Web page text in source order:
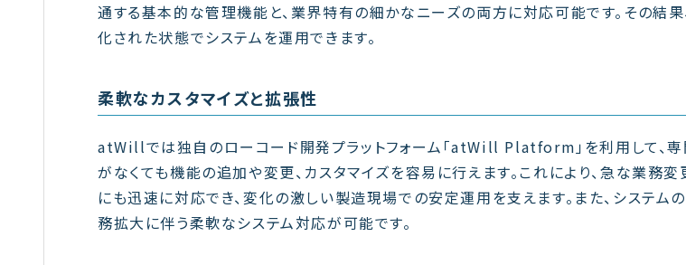
通する基本的な管理機能と、業界特有の細かなニーズの両方に対応可能です。その結
化された状態でシステムを運用できます。
柔軟なカスタマイズと拡張性
atWillでは独自のローコード開発プラットフォーム「atWill Platform」を利用して、
がなくても機能の追加や変更、カスタマイズを容易に行えます。これにより、急な業務
にも迅速に対応でき、変化の激しい製造現場での安定運用を支えます。また、システム
務拡大に伴う柔軟なシステム対応が可能です。